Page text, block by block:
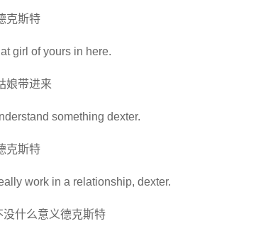
克斯特
girl of yours in here.
娘带进来
something dexter.
克斯特
work in a relationship, dexter.
什么意义德克斯特